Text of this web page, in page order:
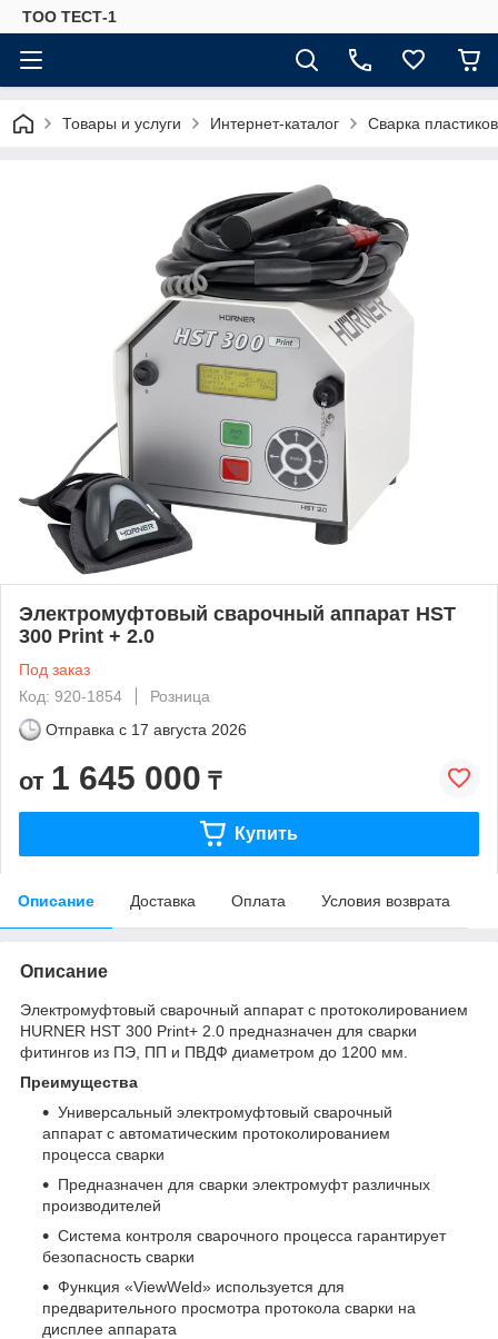
ТОО ТЕСТ-1
Товары и услуги Интернет-каталог Сварка
Электромуфтовый сварочный аппарат HST
300 Print + 2.0
Под заказ
Код: 920-1854
Розница
Отправка с 17 августа 2026
от 1 645 000 ₸
Купить
Описание Доставка Оплата Условия возврата
Описание
Электромуфтовый сварочный аппарат с протоколированием
HURNER HST 300 Print+ 2.0 предназначен для сварки
фитингов из ПЭ, ПП и ПВДФ диаметром до 1200 мм.
Преимущества
Универсальный электромуфтовый сварочный
аппарат с автоматическим протоколированием
процесса сварки
Предназначен для сварки электромуфт различных
производителей
Система контроля сварочного процесса гарантирует
безопасность сварки
Функция «ViewWeld» используется для
предварительного просмотра протокола сварки на
дисплее аппарата